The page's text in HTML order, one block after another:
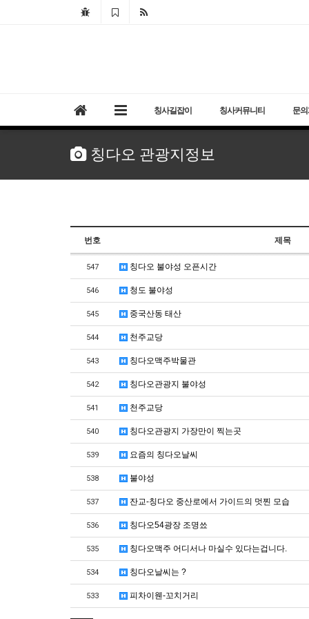
칭사길잡이 칭사커뮤니티 문
칭다오 관광지정보
번호 제목
547 칭다오 불야성 오픈시간
546 청도 불야성
545 중국산동 태산
544 천주교당
543 칭다오맥주박물관
542 칭다오관광지 불야성
541 천주교당
540 칭다오관광지 가장만이 찍는곳
539 요즘의 칭다오날씨
538 불야성
537 잔교-칭다오 중산로에서 가이드의 멋찐 모습
536 칭다오54광장 조명쑈
535 칭다오맥주 어디서나 마실수 있다는겁니다.
534 칭다오날씨는 ?
533 피차이웬-꼬치거리